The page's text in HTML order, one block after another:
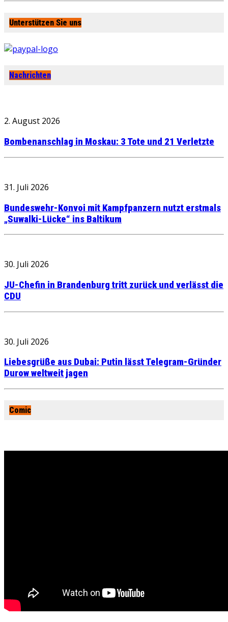
Unterstützen Sie uns
Nachrichten
2. August 2026
Bombenanschlag in Moskau: 3 Tote und 21 Verletzte
31. Juli 2026
Bundeswehr-Konvoi mit Kampfpanzern nutzt erstmals
„Suwalki-Lücke“ ins Baltikum
30. Juli 2026
JU-Chefin in Brandenburg tritt zurück und verlässt die
CDU
30. Juli 2026
Liebesgrüße aus Dubai: Putin lässt Telegram-Gründer
Durow weltweit jagen
Comic